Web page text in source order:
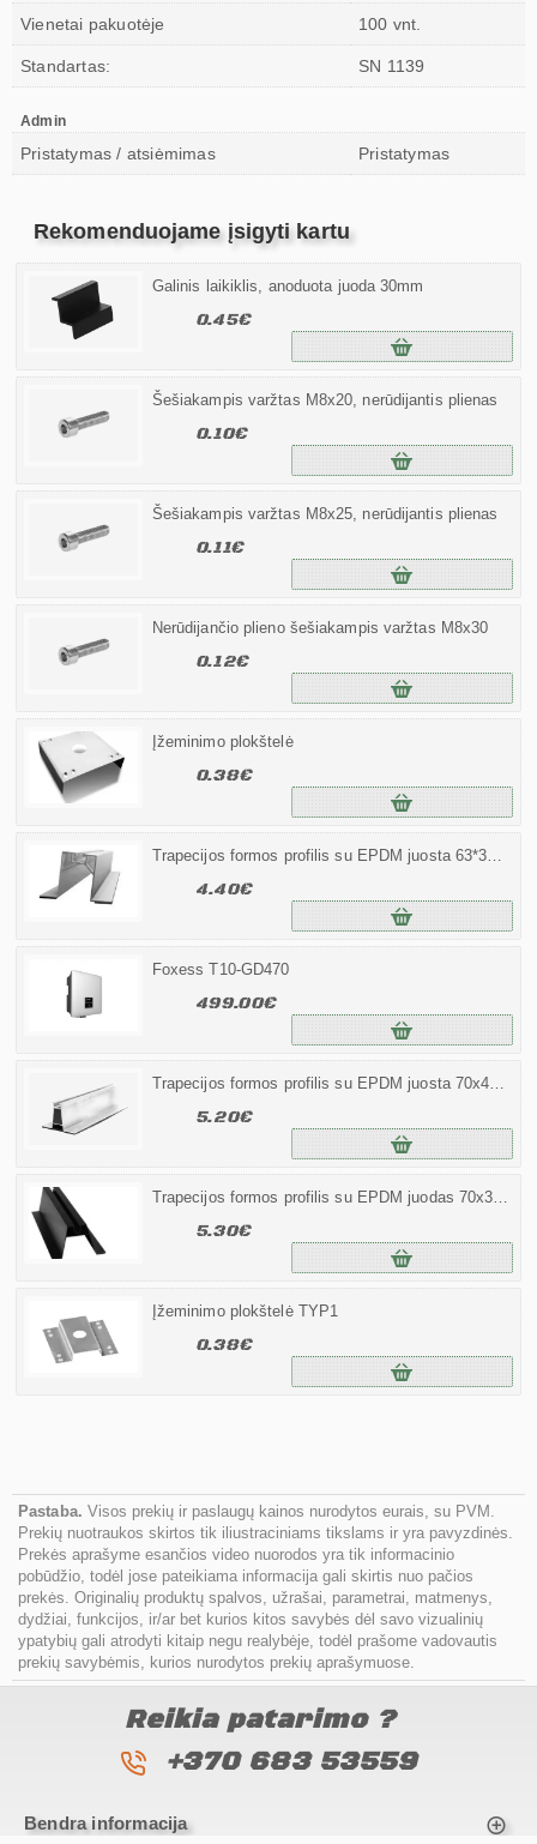
Rekomenduojame įsigyti kartu
Galinis laikiklis, anoduota juoda 30mm
0.45€
Šešiakampis varžtas M8x20, nerūdijantis plienas
0.10€
Šešiakampis varžtas M8x25, nerūdijantis plienas
0.11€
Nerūdijančio plieno šešiakampis varžtas M8x30
0.12€
Įžeminimo plokštelė
0.38€
4.40€
Foxess T10-GD470
499.00€
5.20€
5.30€
Įžeminimo plokštelė TYP1
0.38€
Vienetai pakuotėje 100 vnt.
Standartas: SN 1139
Admin
Pristatymas / atsiėmimas Pristatymas
Pastaba. Visos prekių ir paslaugų kainos nurodytos eurais, su PVM.
Prekių nuotraukos skirtos tik iliustraciniams tikslams ir yra pavyzdinės.
Prekės aprašyme esančios video nuorodos yra tik informacinio
pobūdžio, todėl jose pateikiama informacija gali skirtis nuo pačios
prekės. Originalių produktų spalvos, užrašai, parametrai, matmenys,
dydžiai, funkcijos, ir/ar bet kurios kitos savybės dėl savo vizualinių
ypatybių gali atrodyti kitaip negu realybėje, todėl prašome vadovautis
prekių savybėmis, kurios nurodytos prekių aprašymuose.
Reikia patarimo ?
+370 683 53559
Bendra informacija